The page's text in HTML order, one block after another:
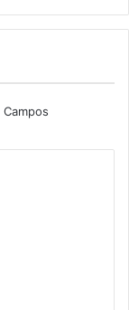
Campos